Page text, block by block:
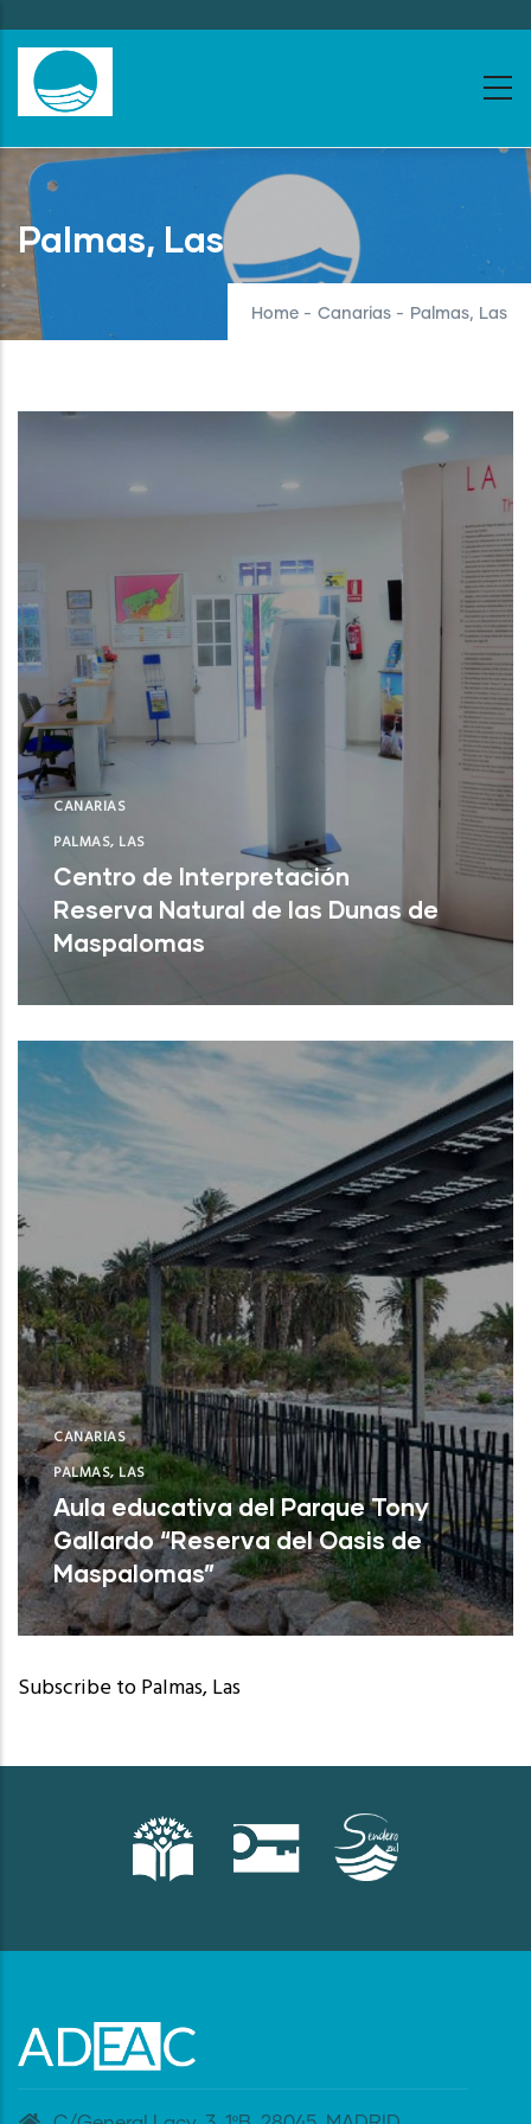
to
main
content
Palmas, Las
Home - Canarias - Palmas, Las
CANARIAS
PALMAS, LAS
Centro de Interpretación
Reserva Natural de las Dunas de
Maspalomas
San Bartolomé de Tirajana (Las Palmas)
CANARIAS
PALMAS, LAS
Aula educativa del Parque Tony
Gallardo “Reserva del Oasis de
Maspalomas”
San Bartolomé de Tirajana (Las Palmas)
Subscribe to Palmas, Las